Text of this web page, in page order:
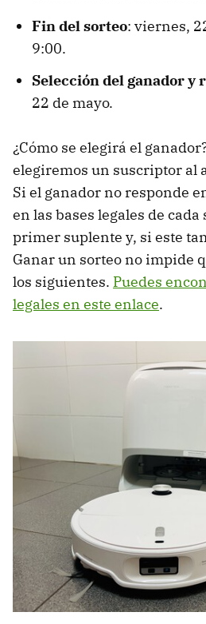
Fin del sorteo: viernes,
9:00.
Selección del ganador y
22 de mayo.
¿Cómo se elegirá el
elegiremos un suscriptor al
Si el ganador no responde
en las bases legales de cada
primer suplente y, si este
Ganar un sorteo no impide
los siguientes. Puedes
legales en este enlace.